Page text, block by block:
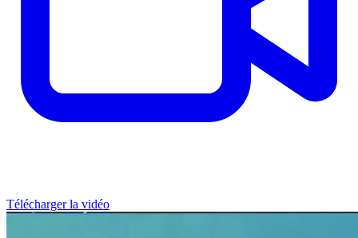
Télécharger la vidéo